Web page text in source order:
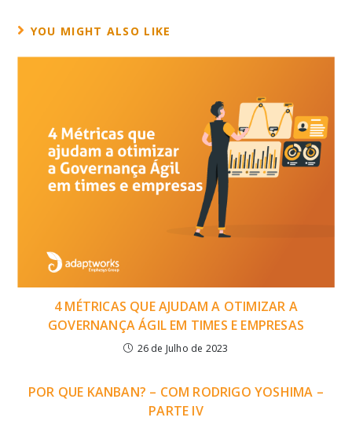
YOU MIGHT ALSO LIKE
4 MÉTRICAS QUE AJUDAM A OTIMIZAR A
GOVERNANÇA ÁGIL EM TIMES E EMPRESAS
26 de Julho de 2023
POR QUE KANBAN? – COM RODRIGO YOSHIMA –
PARTE IV